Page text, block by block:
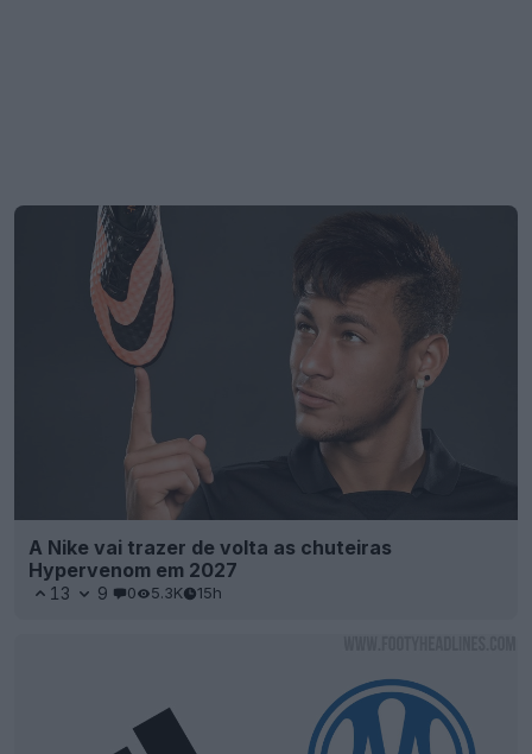
A Nike vai trazer de volta as chuteiras
Hypervenom em 2027
13 9 0 5.3K 15h